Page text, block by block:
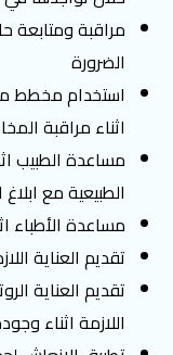
مراقبة ومتابعة
الضرورة
استخدام مخطط
اثناء مراقبة
مساعدة الطبيب
الطبيعية مع
مساعدة الأطباء
تقديم العناية
تقديم العناية
اللازمة اثناء